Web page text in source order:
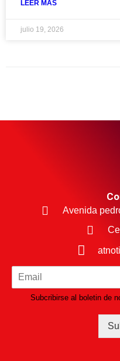
LEER MAS
julio 19, 2026
Avenida
Subcribirse al boletin de